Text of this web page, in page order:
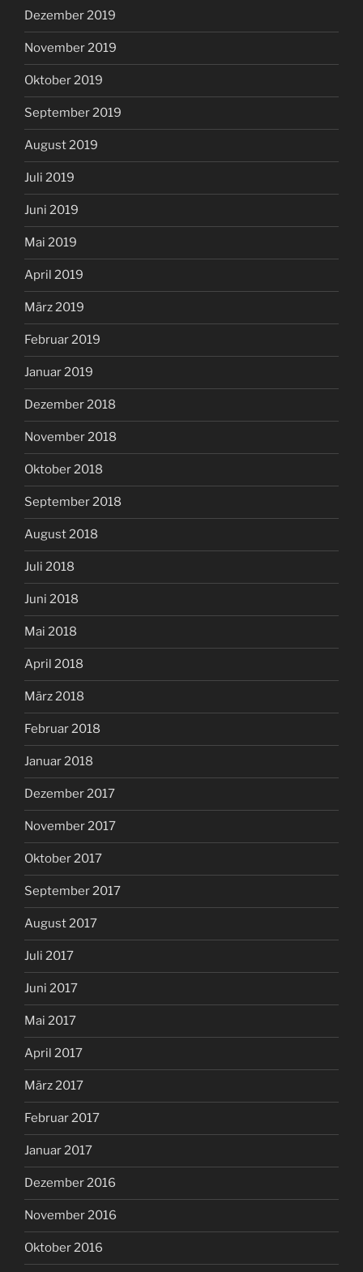
Dezember 2019
November 2019
Oktober 2019
September 2019
August 2019
Juli 2019
Juni 2019
Mai 2019
April 2019
März 2019
Februar 2019
Januar 2019
Dezember 2018
November 2018
Oktober 2018
September 2018
August 2018
Juli 2018
Juni 2018
Mai 2018
April 2018
März 2018
Februar 2018
Januar 2018
Dezember 2017
November 2017
Oktober 2017
September 2017
August 2017
Juli 2017
Juni 2017
Mai 2017
April 2017
März 2017
Februar 2017
Januar 2017
Dezember 2016
November 2016
Oktober 2016